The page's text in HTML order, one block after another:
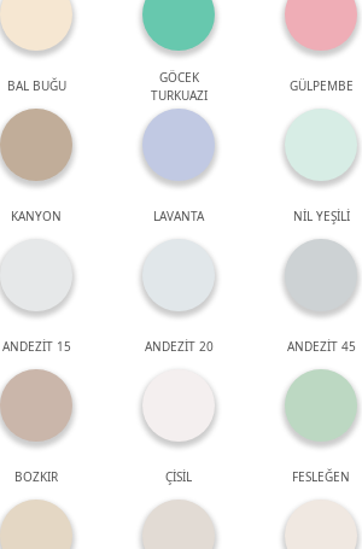
BAL BUĞU
GÖCEK
TURKUAZI
GÜLPEMBE
KANYON LAVANTA NİL YEŞİLİ
ANDEZİT 15 ANDEZİT 20 ANDEZİT 45
BOZKIR ÇİSİL FESLEĞEN